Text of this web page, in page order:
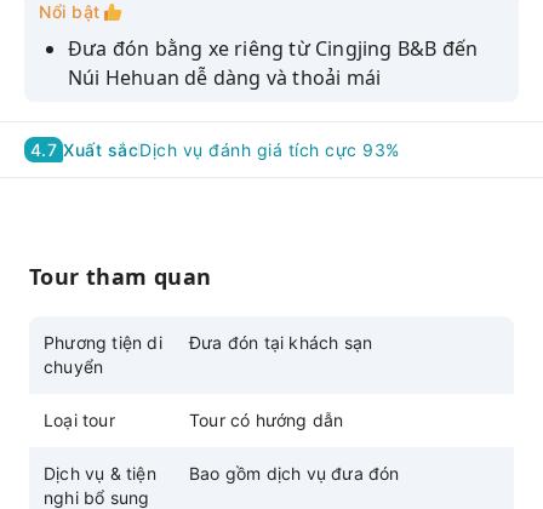
Nổi bật
Đưa đón bằng xe riêng từ Cingjing B&B đến
Núi Hehuan dễ dàng và thoải mái
Khởi hành vào sáng sớm, nghe hướng dẫn
viên ngắm sao dọc đường và tận hưởng bầu
trời đầy sao tuyệt đẹp
Tài xế chuyên nghiệp sẽ đồng hành cùng bạn
núi Hợp Hoan
Dịch vụ bình luận tiếng Trung và tiếng Anh,
giao tiếp dễ dàng
4.7 Xuất sắcDịch vụ đánh giá tích cực 93%
Tour tham quan
Phương tiện di
chuyển
Đưa đón tại khách sạn
Loại tour Tour có hướng dẫn
Dịch vụ & tiện
nghi bổ sung
Bao gồm dịch vụ đưa đón